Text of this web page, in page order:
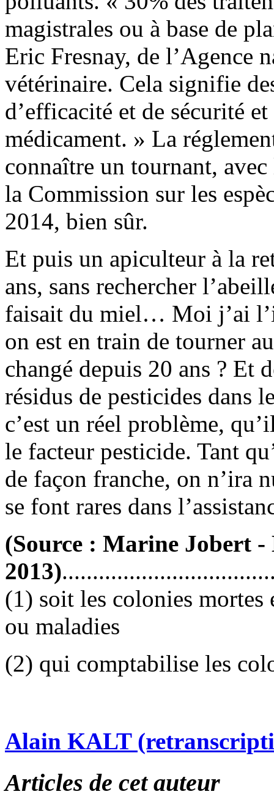
magistrales ou à base de
Eric Fresnay, de l’Agence
vétérinaire. Cela signifie
d’efficacité et de sécurité
médicament. » La
connaître un tournant,
la Commission sur les
2014, bien sûr.
Et puis un apiculteur à la
ans, sans rechercher
faisait du miel… Moi j’ai
on est en train de tourner
changé depuis 20 ans ? Et
résidus de pesticides dans
c’est un réel problème,
le facteur pesticide. Tant
de façon franche, on n’ira
se font rares dans
(Source : Marine Jobert
2013)
(1) soit les colonies
ou maladies
(2) qui comptabilise les
Alain KALT
Articles de cet auteur